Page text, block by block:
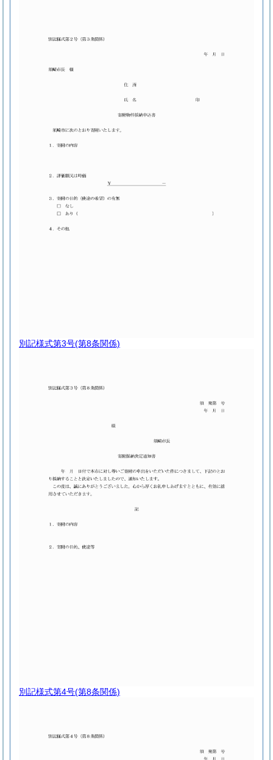
別記様式第3号(第8条関係)
別記様式第4号(第8条関係)